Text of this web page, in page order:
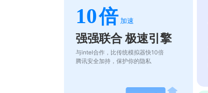
10倍 加速
强强联合 极速引擎
与intel合作，比传统模拟器快10倍
腾讯安全加持，保护你的隐私